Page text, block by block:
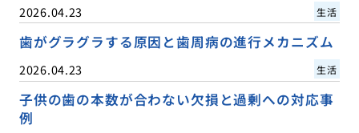
2026.04.23 生活
歯がグラグラする原因と歯周病の進行メカニズム
2026.04.23 生活
子供の歯の本数が合わない欠損と過剰への対応事
例